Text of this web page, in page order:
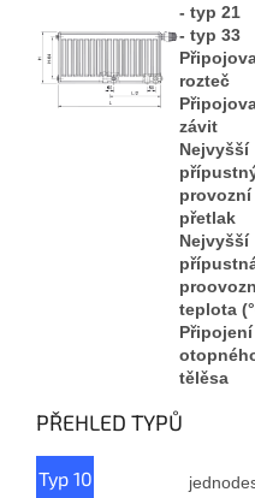
- typ 21
- typ 33
rozteč
závit
Nejvyšší
provozní
přetlak
Nejvyšší
teplota
Připojení
tělěsa
PŘEHLED TYPŮ
Typ 10